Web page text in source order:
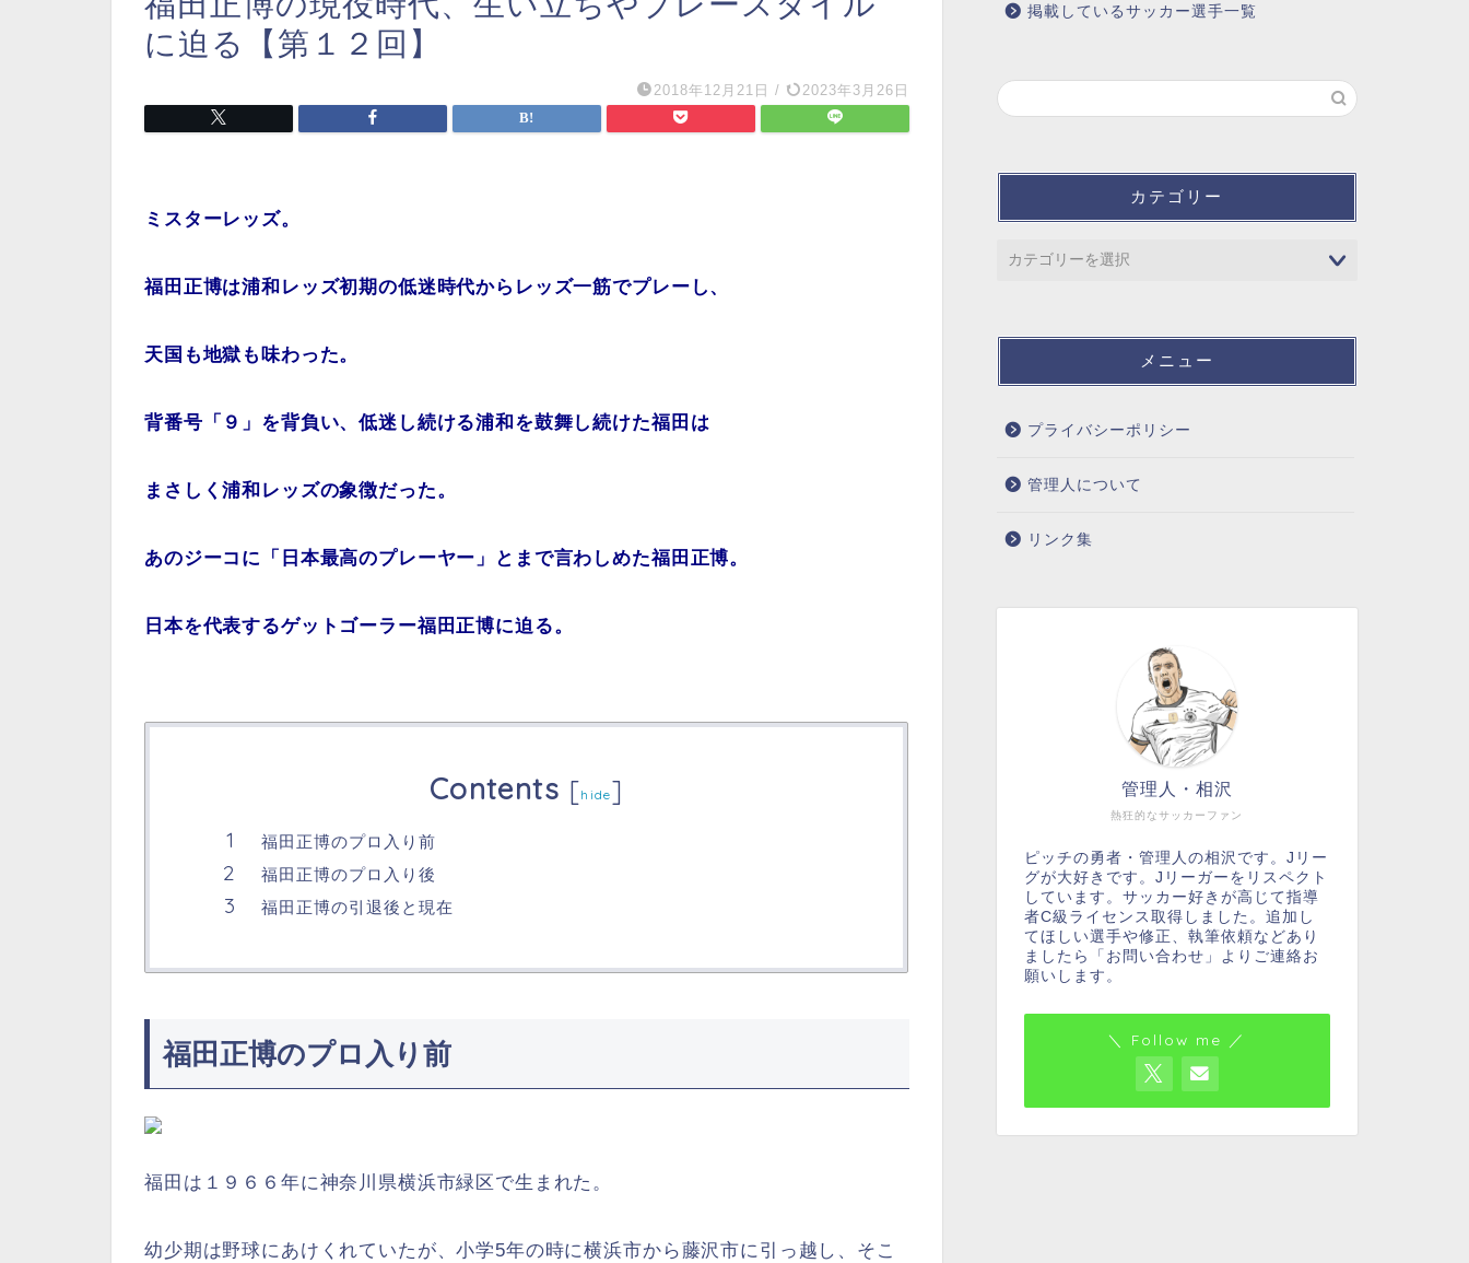
に迫る【第１２回】
2018年12月21日 / 2023年3月26日
ミスターレッズ。
福田正博は浦和レッズ初期の低迷時代からレッズ一筋でプレーし、
天国も地獄も味わった。
背番号「９」を背負い、低迷し続ける浦和を鼓舞し続けた福田は
まさしく浦和レッズの象徴だった。
あのジーコに「日本最高のプレーヤー」とまで言わしめた福田正博。
日本を代表するゲットゴーラー福田正博に迫る。
Contents [hide]
福田正博のプロ入り前
福田正博のプロ入り後
福田正博の引退後と現在
福田正博のプロ入り前
福田は１９６６年に神奈川県横浜市緑区で生まれた。
幼少期は野球にあけくれていたが、小学5年の時に横浜市から藤沢市に引っ越し、そこ
掲載しているサッカー選手一覧
カテゴリー
メニュー
プライバシーポリシー
管理人について
リンク集
熱狂的なサッカーファン
管理人・相沢
ピッチの勇者・管理人の相沢です。Jリー
グが大好きです。Jリーガーをリスペクト
しています。サッカー好きが高じて指導
者C級ライセンス取得しました。追加し
てほしい選手や修正、執筆依頼などあり
ましたら「お問い合わせ」よりご連絡お
願いします。
＼ Follow me ／